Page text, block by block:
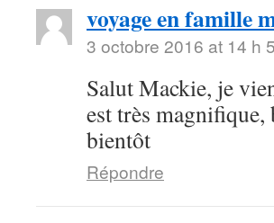
voyage en famille
3 octobre 2016 at 14 h
Salut Mackie, je
est très
bientôt
Répondre